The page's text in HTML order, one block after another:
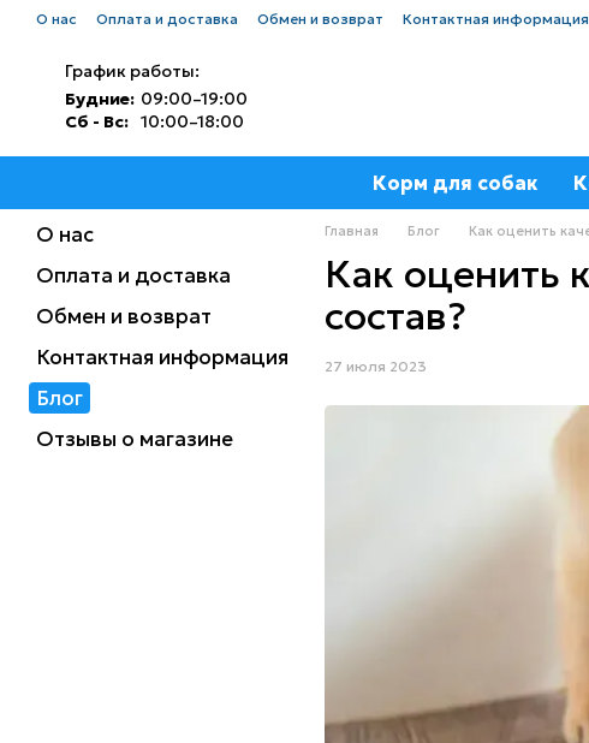
Перейти к основному контенту
О нас Оплата и доставка Обмен и возврат Контактная информация
График работы:
Будние: 09:00–19:00
Сб - Вс: 10:00–18:00
Корм для собак
Главная Блог Как оценить
Как оценить
состав?
27 июля 2023
О нас
Оплата и доставка
Обмен и возврат
Контактная информация
Блог
Отзывы о магазине